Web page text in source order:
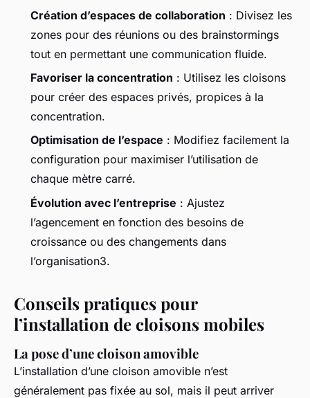
Création d’espaces de collaboration : Divisez les
zones pour des réunions ou des brainstormings
tout en permettant une communication fluide.
Favoriser la concentration : Utilisez les cloisons
pour créer des espaces privés, propices à la
concentration.
Optimisation de l’espace : Modifiez facilement la
configuration pour maximiser l’utilisation de
chaque mètre carré.
Évolution avec l’entreprise : Ajustez
l’agencement en fonction des besoins de
croissance ou des changements dans
l’organisation3.
Conseils pratiques pour
l’installation de cloisons mobiles
La pose d’une cloison amovible
L’installation d’une cloison amovible n’est
généralement pas fixée au sol, mais il peut arriver